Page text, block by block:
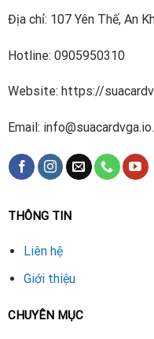
Địa chỉ: 107 Yên Thế, An
Hotline: 0905950310
Website: https://
Email:
THÔNG TIN
Liên hệ
Giới thiệu
CHUYÊN MỤC